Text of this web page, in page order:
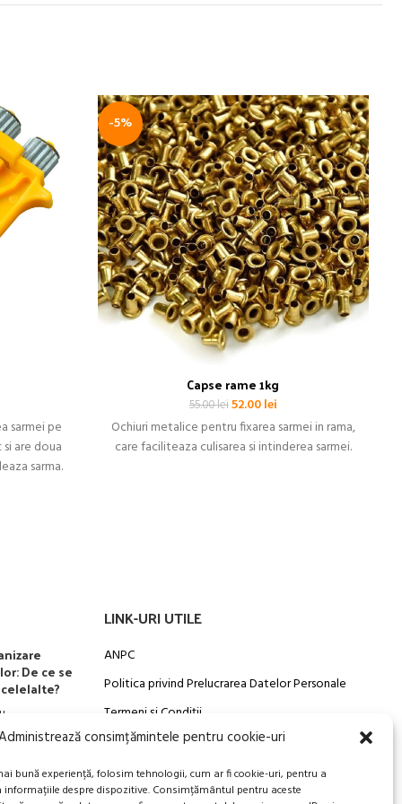
consimțămintele pentru cookie-uri
bună experiență, folosim tehnologii, cum ar fi cookie-uri, pentru a
informațiile despre dispozitive. Consimțământul pentru aceste
lei.
sarmei pe
are doua
sarma.
-5%
Capse rame 1kg
55.00leiPrețul
inițial
a
fost:
52.00leiPrețul
curent
este:
52.00 lei.
Ochiuri metalice pentru fixarea sarmei in rama,
care faciliteaza culisarea si intinderea sarmei.
De ce se
LINK-URI UTILE
ANPC
Politica privind Prelucrarea Datelor Personale​
Termeni și Condiții
Transport, Rambursari si Retururi